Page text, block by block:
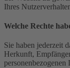
Ihres
Welche Rechte
Sie haben jederzeit
Herkunft,
personenbezogenen